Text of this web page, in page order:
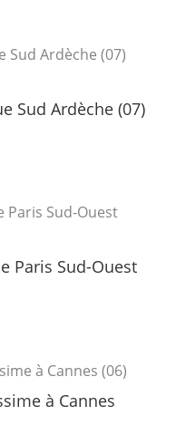
Sud Ardèche (07)
Paris Sud-Ouest
à Cannes